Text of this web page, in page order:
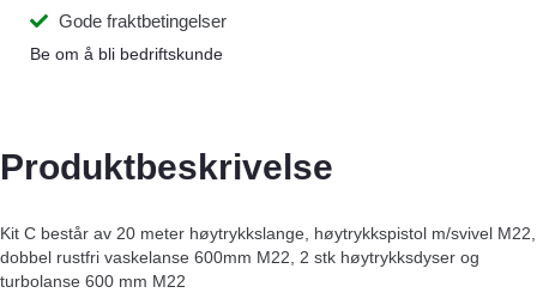
Gode fraktbetingelser
Be om å bli bedriftskunde
Produktbeskrivelse
Kit C består av 20 meter høytrykkslange, høytrykkspistol m/svivel M22,
dobbel rustfri vaskelanse 600mm M22, 2 stk høytrykksdyser og
turbolanse 600 mm M22